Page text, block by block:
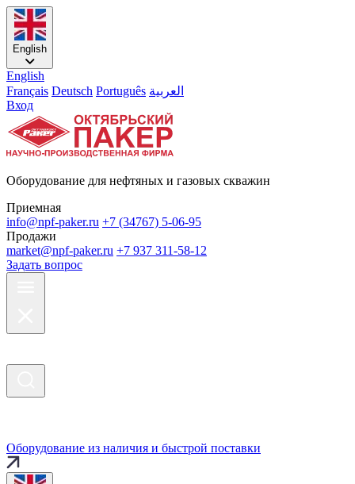
English
English
Français Deutsch Português العربية
Вход
Оборудование для нефтяных и газовых скважин
Приемная
info@npf-paker.ru +7 (34767) 5-06-95
Продажи
market@npf-paker.ru +7 937 311-58-12
Задать вопрос
Оборудование из наличия и быстрой поставки